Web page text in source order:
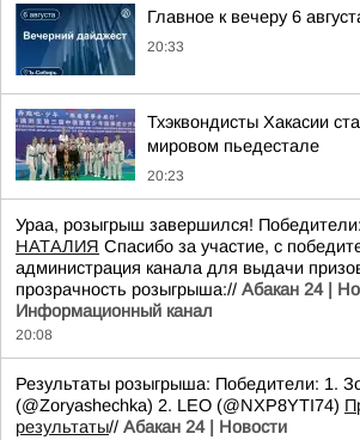
Главное к вечеру 6
20:33
Тхэквондисты Хакасии
мировом пьедестале
20:23
Ураа, розыгрыш завершился!
НАТАЛИЯ Спасибо за участие, с
администрация канала для выдачи
прозрачность розыгрыша:// Абакан 24 |
Информационный канал
20:08
Результаты розыгрыша: Победители: 1.
(@Zoryashechka) 2. LEO (@NXP8YTI74)
результаты// Абакан 24 | Новости